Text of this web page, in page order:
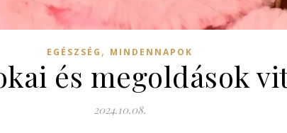
EGÉSZSÉG , MINDENNAPOK
és megoldások
2024.10.08.